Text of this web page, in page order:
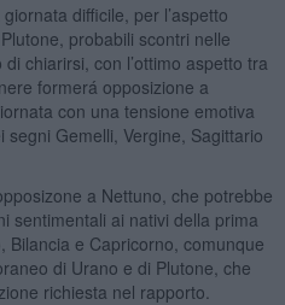
difficile, per l’aspetto
probabili scontri nelle
chiarirsi, con l’ottimo aspetto tra
formerá opposizione a
con una tensione emotiva
segni Gemelli, Vergine, Sagittario
a Nettuno, che potrebbe
sentimentali ai nativi della prima
Bilancia e Capricorno, comunque
di Urano e di Plutone, che
richiesta nel rapporto.